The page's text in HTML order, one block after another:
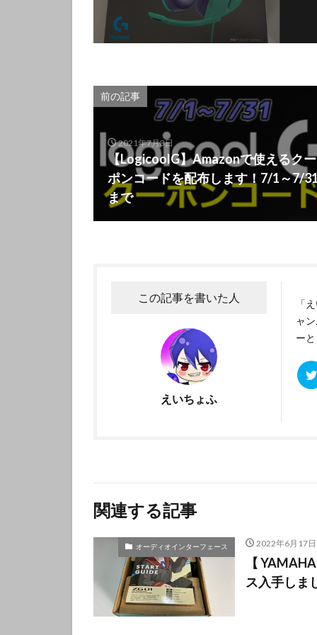
前の記事
2021年7月3日
【LogicoolG】Amazonで使えるクー
ポンコードを配布します！7/1～7/
まで
この記事を書いた人
えいちょふ
「
ャ
ー
関連する記事
オーディオインターフェース 2022年6月17日
【
ス入手しま